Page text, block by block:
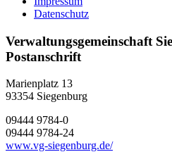
Datenschutz
Verwaltungsgemeinschaft
Postanschrift
Marienplatz 13
93354 Siegenburg
09444 9784-0
09444 9784-24
www.vg-siegenburg.de/